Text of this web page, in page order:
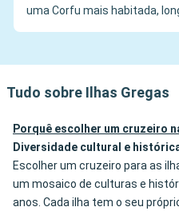
uma Corfu mais habitada,
Tudo sobre Ilhas Gregas
Porquê escolher um cruzeiro
Diversidade cultural e
Escolher um cruzeiro para as
um mosaico de culturas e
anos. Cada ilha tem o seu